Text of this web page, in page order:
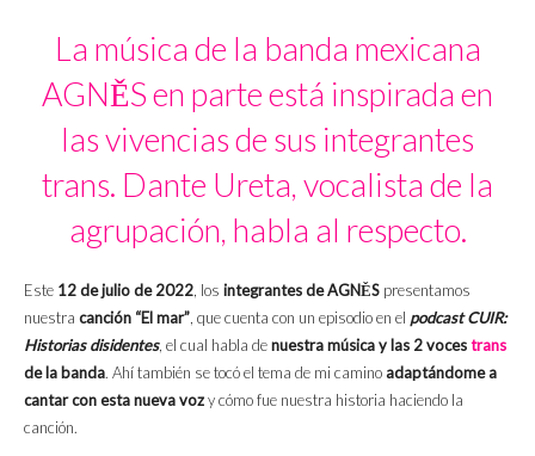
La música de la banda mexicana
AGNĚS en parte está inspirada en
las vivencias de sus integrantes
trans. Dante Ureta, vocalista de la
agrupación, habla al respecto.
Este 12 de julio de 2022, los integrantes de AGNĚS presentamos
nuestra canción “El mar”, que cuenta con un episodio en el podcast CUIR:
Historias disidentes, el cual habla denuestra música y las 2 vocestrans
de la banda. Ahí también se tocó el tema de mi camino adaptándome a
cantar con esta nueva vozy cómo fue nuestra historia haciendo la
canción.